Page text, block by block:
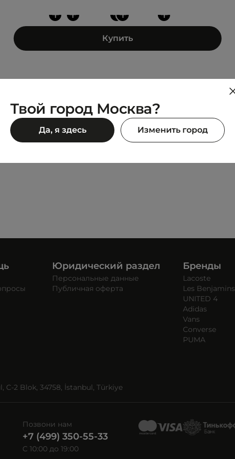
+
+
+ +
+
Купить
PROGRESSIVE ZIP II
JACK WOLFSKIN
Campfire Wool Mid
Юридический раздел
Персональные данные
Публичная оферта
Бренды
Lacoste
Les Benjamins
UNITED 4
Adidas
Vans
Converse
PUMA
C-2 Blok, 34758, İstanbul, Türkiye
Позвони нам
+7 (499) 350-55-33
C 10:00 до 19:00
Твой город Москва?
Да, я здесь Изменить город